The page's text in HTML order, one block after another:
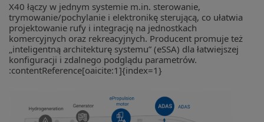
X40 łączy w jednym systemie m.in. sterowanie,
trymowanie/pochylanie i elektronikę sterującą, co ułatwia
projektowanie rufy i integrację na jednostkach
komercyjnych oraz rekreacyjnych. Producent promuje też
„inteligentną architekturę systemu” (eSSA) dla łatwiejszej
konfiguracji i zdalnego podglądu parametrów.
:contentReference[oaicite:1]{index=1}